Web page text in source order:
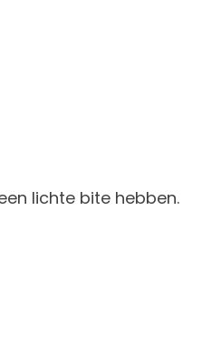
lichte bite hebben.